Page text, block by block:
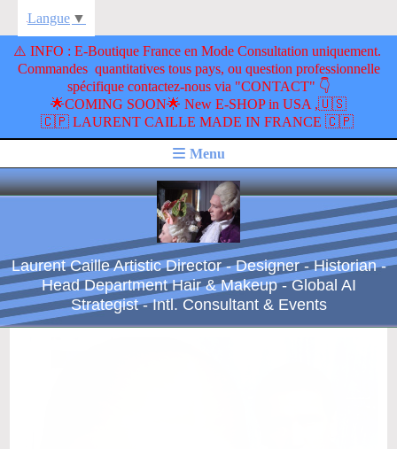
​⚠️ INFO : E-Boutique France en Mode Consultation uniquement.
Commandes quantitatives tous pays, ou question professionnelle
spécifique contactez-nous via "CONTACT" 👇
🌟COMING SOON🌟 New E-SHOP in USA ,🇺🇸
🇨🇵 LAURENT CAILLE MADE IN FRANCE 🇨🇵
Menu
Laurent Caille Artistic Director - Designer - Historian -
Head Department Hair & Makeup - Global AI
Strategist - Intl. Consultant & Events
Langue ▼